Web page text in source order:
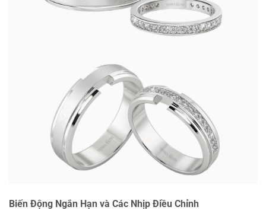
Biến Động Ngắn Hạn và Các Nhịp Điều Chỉnh